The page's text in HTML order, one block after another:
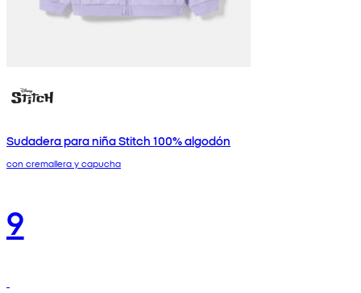
Sudadera para niña Stitch 100% algodón
con cremallera y capucha
9